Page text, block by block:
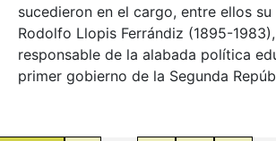
sucedieron en el cargo, entre ellos su
Rodolfo Llopis Ferrándiz (1895-
responsable de la alabada política
primer gobierno de la Segunda